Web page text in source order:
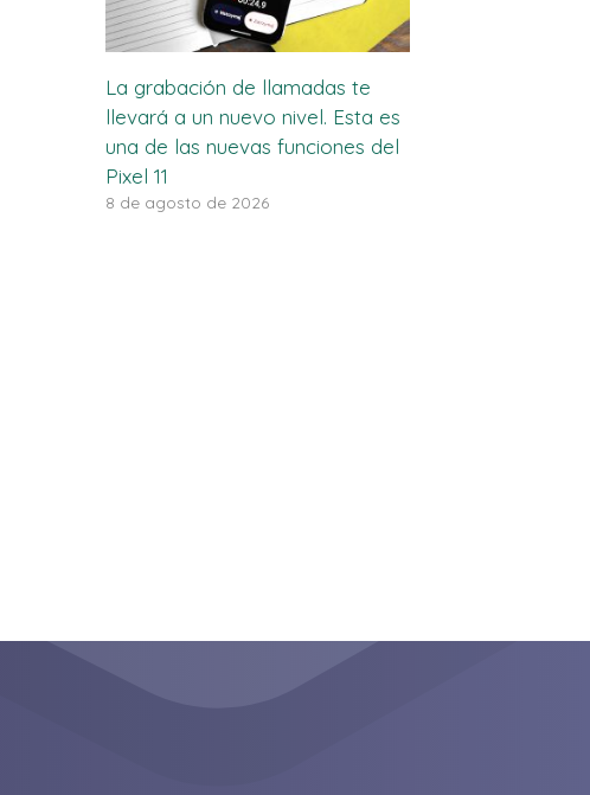
La grabación de llamadas te
llevará a un nuevo nivel. Esta es
una de las nuevas funciones del
Pixel 11
8 de agosto de 2026